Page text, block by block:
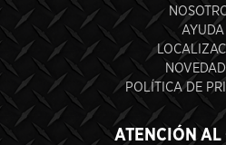
AYUDA
POLÍTICA DE
ATENCIÓN AL